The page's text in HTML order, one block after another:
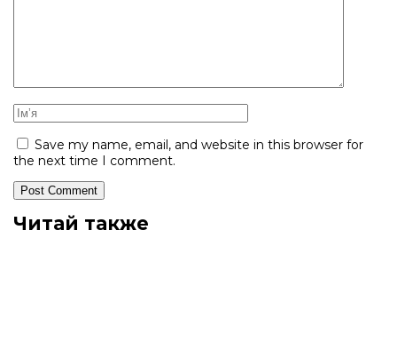
Save my name, email, and website in this browser for
the next time I comment.
Читай также